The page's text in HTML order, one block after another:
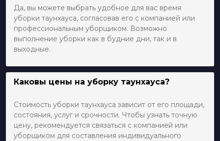
Да, вы можете выбрать удобное для вас время
уборки таунхауса, согласовав его с компанией или
профессиональным уборщиком. Возможно
выполнение уборки как в будние дни, так и в
выходные.
Каковы цены на уборку таунхауса?
Стоимость уборки таунхауса зависит от его площади,
состояния, услуг и срочности. Чтобы узнать точную
цену, рекомендуется связаться с компанией или
уборщиком для составления индивидуального